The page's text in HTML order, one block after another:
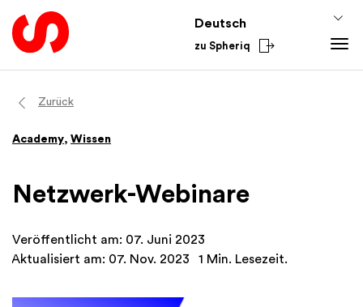
Deutsch
zu Spheriq
Verzeichnis
Recherche
Netzwerke
Fundraising-Tipps
Finanzen
Aus dem Sektor
Zurück
Academy, Wissen
Netzwerk-Webinare
Veröffentlicht am: 07. Juni 2023
Aktualisiert am: 07. Nov. 2023
1 Min. Lesezeit.